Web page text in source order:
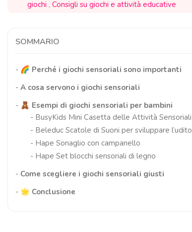
giochi , Consigli su giochi e attività educative
SOMMARIO
- 🌈 Perché i giochi sensoriali sono importanti
- A cosa servono i giochi sensoriali
- 🧸 Esempi di giochi sensoriali per bambini
- BusyKids Mini Casetta delle Attività Sensoriali
- Beleduc Scatole di Suoni per sviluppare l’udito
- Hape Sonaglio con campanello
- Hape Set blocchi sensoriali di legno
- Come scegliere i giochi sensoriali giusti
- 🌟 Conclusione